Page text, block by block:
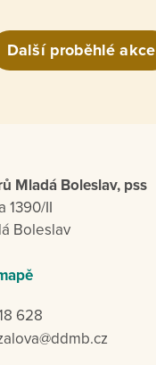
Další proběhlé akce
Mladá Boleslav, pss
1390/II
Boleslav
628